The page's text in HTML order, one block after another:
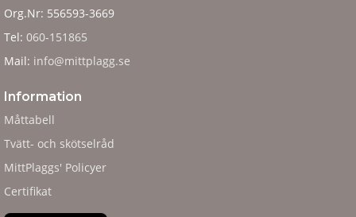
Org.Nr: 556593-3669
Tel: 060-151865
Mail: info@mittplagg.se
Information
Måttabell
Tvätt- och skötselråd
MittPlaggs' Policyer
Certifikat